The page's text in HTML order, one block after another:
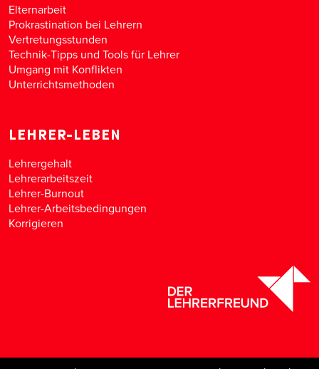
Elternarbeit
Prokrastination bei Lehrern
Vertretungsstunden
Technik-Tipps und Tools für Lehrer
Umgang mit Konflikten
Unterrichtsmethoden
LEHRER-LEBEN
Lehrergehalt
Lehrerarbeitszeit
Lehrer-Burnout
Lehrer-Arbeitsbedingungen
Korrigieren